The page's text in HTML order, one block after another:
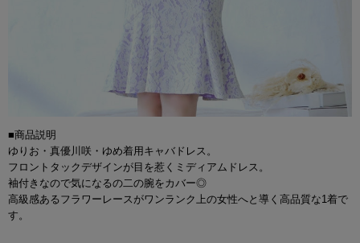
■商品説明
ゆりお・真優川咲・ゆめ着用キャバドレス。
フロントタックデザインが目を惹くミディアムドレス。
袖付きなので気になるの二の腕をカバー◎
高級感あるフラワーレースがワンランク上の女性へと導く高品質な1着で
す。